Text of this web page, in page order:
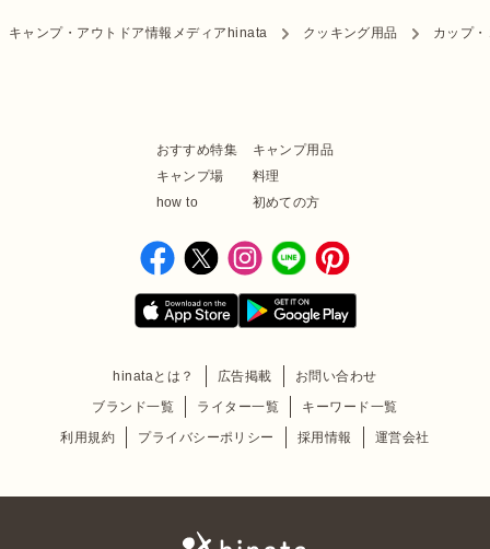
キャンプ・アウトドア情報メディアhinata クッキング用品 カップ
おすすめ特集
キャンプ用品
キャンプ場
料理
how to
初めての方
hinataとは？ 広告掲載
お問い合わせ
ブランド一覧
ライター一覧
キーワード一覧
利用規約
プライバシーポリシー 採用情報 運営会社